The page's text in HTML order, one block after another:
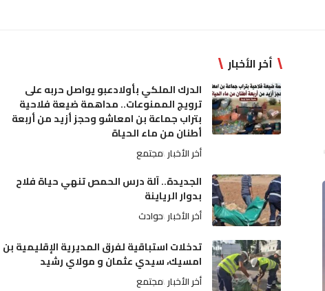
أخر الأخبار
الدرك الملكي بأولادعبو يواصل حربه على
ترويج الممنوعات.. مداهمة ضيعة فلاحية
بتراب جماعة بن امعاشو وحجز أزيد من أربعة
أطنان من ماء الحياة
أخر الأخبار مجتمع
الجديدة.. آلة درس الحمص تنهي حياة فلاح
بدوار الرياينة
أخر الأخبار حوادث
تدخلات استباقية لفرق المديرية الإقليمية بن
امسيك، سيدي عثمان و مولاي رشيد
أخر الأخبار مجتمع